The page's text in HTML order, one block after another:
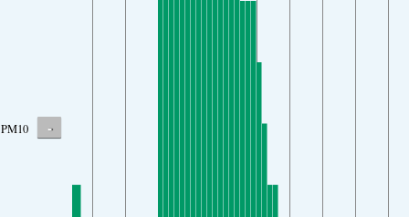
PM10 -